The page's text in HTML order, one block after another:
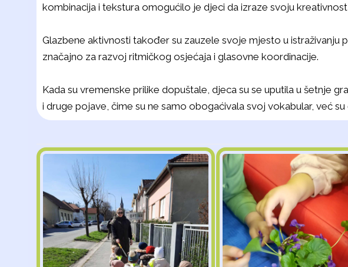
kombinacija i tekstura omogućilo je djeci da izraze svoju
Glazbene aktivnosti također su zauzele svoje mjesto u istraživanju
značajno za razvoj ritmičkog osjećaja i glasovne koordinacije.
Kada su vremenske prilike dopuštale, djeca su se uputila u šetnje
i druge pojave, čime su ne samo obogaćivala svoj vokabular, već